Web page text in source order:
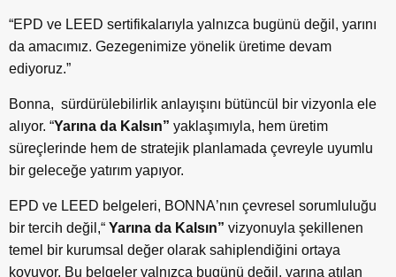
“EPD ve LEED sertifikalarıyla yalnızca bugünü değil, yarını
da amacımız. Gezegenimize yönelik üretime devam
ediyoruz.”
Bonna, sürdürülebilirlik anlayışını bütüncül bir vizyonla ele
alıyor. “Yarına da Kalsın” yaklaşımıyla, hem üretim
süreçlerinde hem de stratejik planlamada çevreyle uyumlu
bir geleceğe yatırım yapıyor.
EPD ve LEED belgeleri, BONNA’nın çevresel sorumluluğu
bir tercih değil,“ Yarına da Kalsın” vizyonuyla şekillenen
temel bir kurumsal değer olarak sahiplendiğini ortaya
koyuyor. Bu belgeler yalnızca bugünü değil, yarına atılan